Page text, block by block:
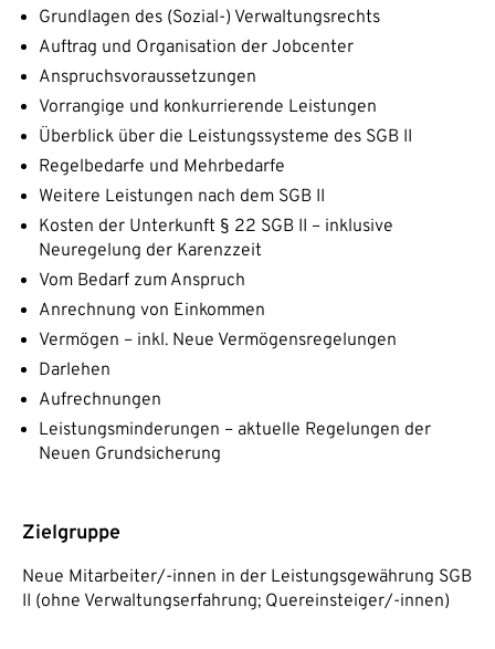
Grundlagen des (Sozial-) Verwaltungsrechts
Auftrag und Organisation der Jobcenter
Anspruchsvoraussetzungen
Vorrangige und konkurrierende Leistungen
Überblick über die Leistungssysteme des SGB II
Regelbedarfe und Mehrbedarfe
Weitere Leistungen nach dem SGB II
Kosten der Unterkunft § 22 SGB II – inklusive
Neuregelung der Karenzzeit
Vom Bedarf zum Anspruch
Anrechnung von Einkommen
Vermögen – inkl. Neue Vermögensregelungen
Darlehen
Aufrechnungen
Leistungsminderungen – aktuelle Regelungen der
Neuen Grundsicherung
Zielgruppe
Neue Mitarbeiter/-innen in der Leistungsgewährung SGB
II (ohne Verwaltungserfahrung; Quereinsteiger/-innen)